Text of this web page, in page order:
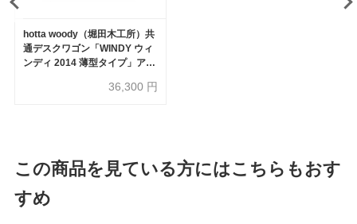
hotta woody（堀田木工所）共
通デスクワゴン「WINDY ウィ
ンディ 2014 薄型タイプ」アル
36,300 円
この商品を見ている方にはこちらもおす
すめ